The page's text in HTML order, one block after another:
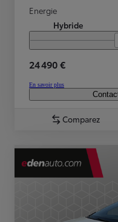
Energie
Hybride
24 490 €
En savoir plus
Comparez